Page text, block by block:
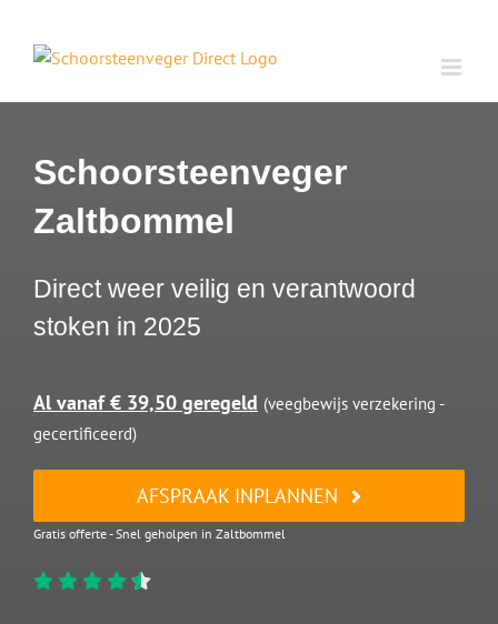
inhoud
Schoorsteenveger
Zaltbommel
Direct weer veilig en verantwoord
stoken in 2025
Al vanaf € 39,50 geregeld (veegbewijs verzekering -
gecertificeerd)
AFSPRAAK INPLANNEN
Gratis offerte - Snel geholpen in Zaltbommel